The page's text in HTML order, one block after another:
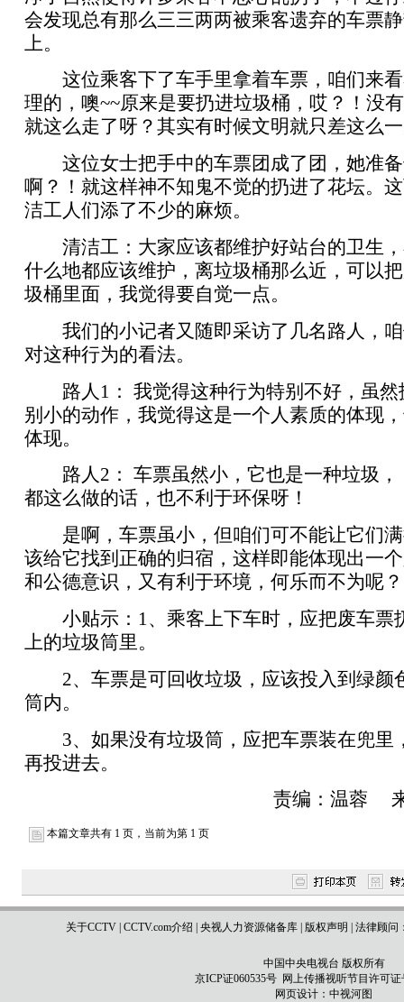
会发现总有那么三三两两被乘客遗弃的车票
上。
这位乘客下了车手里拿着车票，咱们来看
理的，噢~~原来是要扔进垃圾桶，哎？！没
就这么走了呀？其实有时候文明就只差这么
这位女士把手中的车票团成了团，她准备
啊？！就这样神不知鬼不觉的扔进了花坛。
洁工人们添了不少的麻烦。
清洁工：大家应该都维护好站台的卫生，
什么地都应该维护，离垃圾桶那么近，可以
圾桶里面，我觉得要自觉一点。
我们的小记者又随即采访了几名路人，咱
对这种行为的看法。
路人1： 我觉得这种行为特别不好，虽然
别小的动作，我觉得这是一个人素质的体现
体现。
路人2： 车票虽然小，它也是一种垃圾，
都这么做的话，也不利于环保呀！
是啊，车票虽小，但咱们可不能让它们满
该给它找到正确的归宿，这样即能体现出一
和公德意识，又有利于环境，何乐而不为呢？
小贴示：1、乘客上下车时，应把废车票
上的垃圾筒里。
2、车票是可回收垃圾，应该投入到绿颜
筒内。
3、如果没有垃圾筒，应把车票装在兜里
再投进去。
责编：温蓉
本篇文章共有 1 页，当前为第 1 页
关于CCTV| CCTV.com介绍 央视人力资源储备库| 版权声明 法律顾问
中国中央电视台 版权所有
京ICP证060535号 网上传播视听节目许可证
网页设计： 中视河图